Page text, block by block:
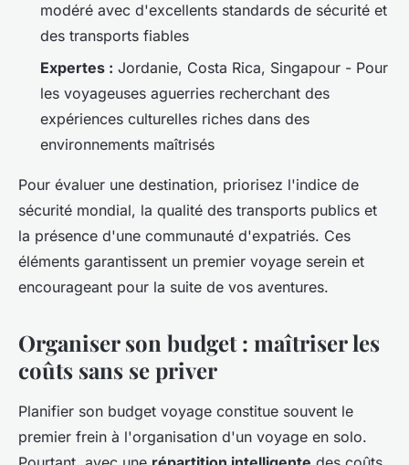
modéré avec d'excellents standards de sécurité et
des transports fiables
Expertes : Jordanie, Costa Rica, Singapour - Pour
les voyageuses aguerries recherchant des
expériences culturelles riches dans des
environnements maîtrisés
Pour évaluer une destination, priorisez l'indice de
sécurité mondial, la qualité des transports publics et
la présence d'une communauté d'expatriés. Ces
éléments garantissent un premier voyage serein et
encourageant pour la suite de vos aventures.
Organiser son budget : maîtriser les
coûts sans se priver
Planifier son budget voyage constitue souvent le
premier frein à l'organisation d'un voyage en solo.